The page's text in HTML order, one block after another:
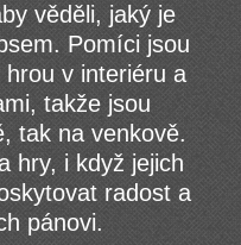
věděli, jaký je
Pomíci jsou
v interiéru a
takže jsou
tak na venkově.
hry, i když jejich
radost a
pánovi.